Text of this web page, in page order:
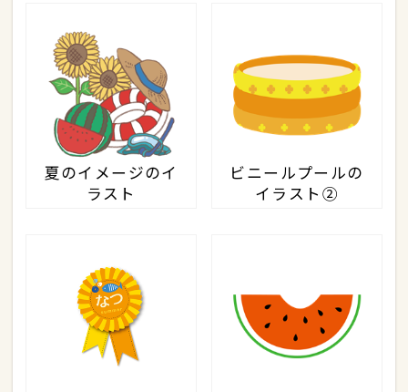
夏のイメージのイ
ラスト
ビニールプールの
イラスト②